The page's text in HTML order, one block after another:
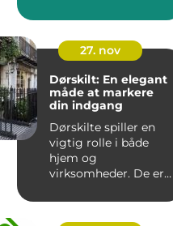
27. nov
Dørskilt: En elegant
måde at markere
din indgang
Dørskilte spiller en
vigtig rolle i både
hjem og
virksomheder. De er